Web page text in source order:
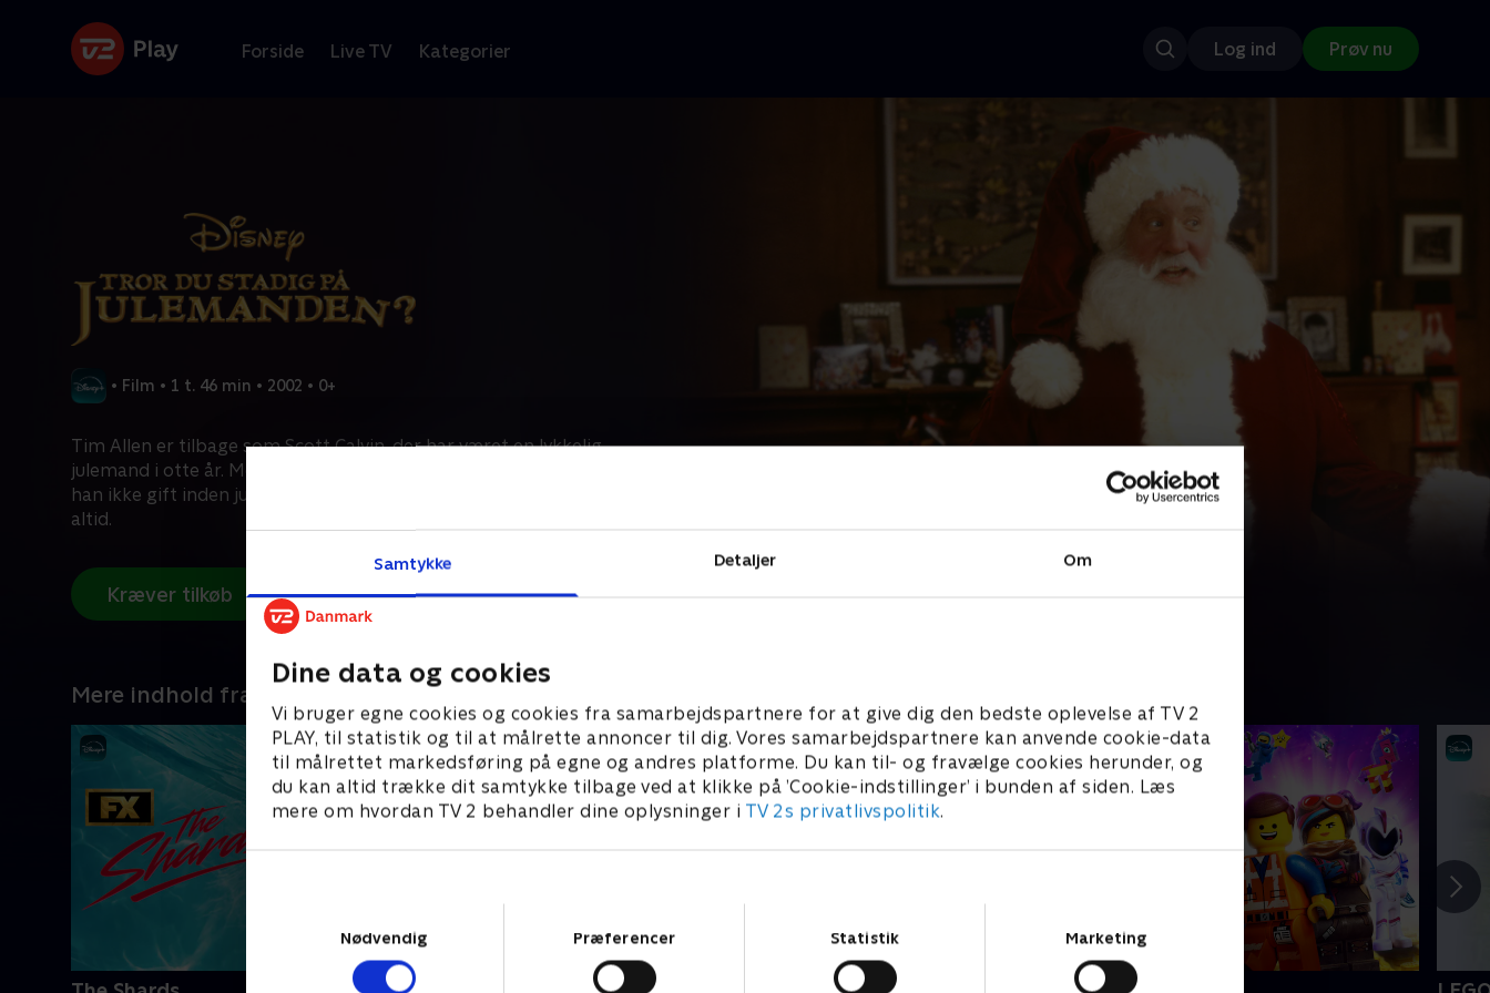
Samtykke Detaljer Om
Dine data og cookies
Vi bruger egne cookies og cookies fra samarbejdspartnere for at give dig den bedste oplevelse af TV 2
PLAY, til statistik og til at målrette annoncer til dig. Vores samarbejdspartnere kan anvende cookie-data
til målrettet markedsføring på egne og andres platforme. Du kan til- og fravælge cookies herunder, og
du kan altid trække dit samtykke tilbage ved at klikke på ’Cookie-indstillinger’ i bunden af siden. Læs
mere om hvordan TV 2 behandler dine oplysninger i TV 2s privatlivspolitik.
Nødvendig
Præferencer Statistik Marketing
Forside Live TV Kategorier Log ind Prøv nu
• Film • 1 t. 46 min • 2002 • 0+
Tim Allen er tilbage som Scott Calvin, der har været en lykkelig
julemand i otte år. Men han står over for en udfordring: Bliver
han ikke gift inden juleaften, er han færdig som julemand for
altid.
Kræver tilkøb
Mere indhold fra Disney+